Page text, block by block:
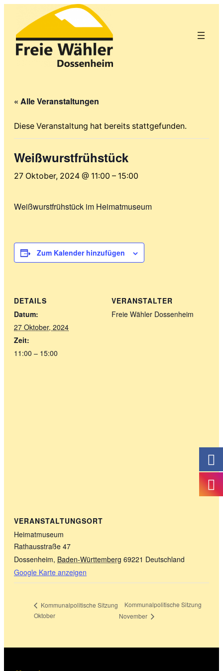
« Alle Veranstaltungen
Diese Veranstaltung hat bereits stattgefunden.
Weißwurstfrühstück
27 Oktober, 2024 @ 11:00 – 15:00
Weißwurstfrühstück im Heimatmuseum
Zum Kalender hinzufügen
DETAILS
Datum:
27 Oktober, 2024
Zeit:
11:00 – 15:00
VERANSTALTER
Freie Wähler Dossenheim
VERANSTALTUNGSORT
Heimatmuseum
Rathausstraße 47
Dossenheim, Baden-Württemberg 69221 Deutschland
Google Karte anzeigen
Kommunalpolitische Sitzung
Oktober
Kommunalpolitische Sitzung
November